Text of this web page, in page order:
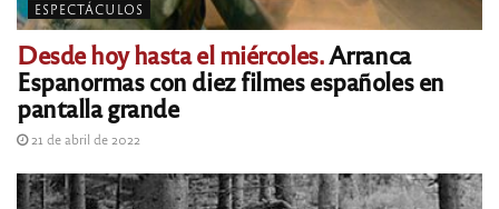
ESPECTÁCULOS
Desde hoy hasta el miércoles.Arranca
Espanormas con diez filmes españoles en
pantalla grande
21 de abril de 2022